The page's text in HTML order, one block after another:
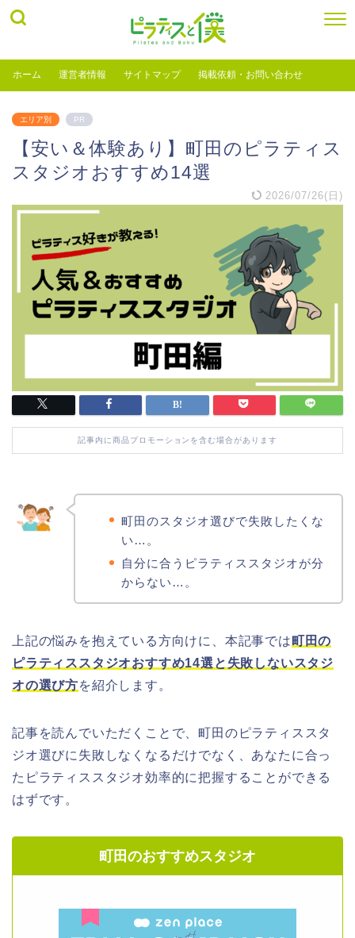
ホーム 運営者情報 サイトマップ 掲載依頼・お問い合わせ
エリア別 PR
【安い＆体験あり】町田のピラティス
スタジオおすすめ14選
2026/07/26(日)
記事内に商品プロモーションを含む場合があります
町田のスタジオ選びで失敗したくな
い…。
自分に合うピラティススタジオが分
からない…。
上記の悩みを抱えている方向けに、本記事では町田の
ピラティススタジオおすすめ14選と失敗しないスタジ
オの選び方を紹介します。
記事を読んでいただくことで、町田のピラティススタ
ジオ選びに失敗しなくなるだけでなく、あなたに合っ
たピラティススタジオ効率的に把握することができる
はずです。
町田のおすすめスタジオ